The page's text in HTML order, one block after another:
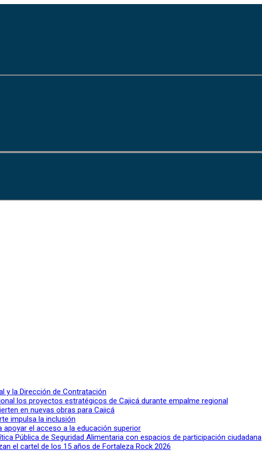
y la Dirección de Contratación
los proyectos estratégicos de Cajicá durante empalme regional
en nuevas obras para Cajicá
impulsa la inclusión
apoyar el acceso a la educación superior
Pública de Seguridad Alimentaria con espacios de participación ciudadana
el cartel de los 15 años de Fortaleza Rock 2026